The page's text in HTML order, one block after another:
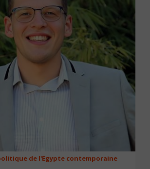
de l'Egypte contemporaine